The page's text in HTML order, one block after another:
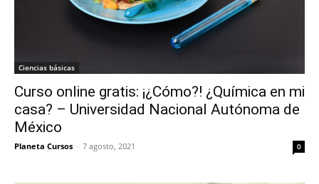
Ciencias básicas
Curso online gratis: ¡¿Cómo?! ¿Química en mi
casa? – Universidad Nacional Autónoma de
México
Planeta Cursos - 7 agosto, 2021 0